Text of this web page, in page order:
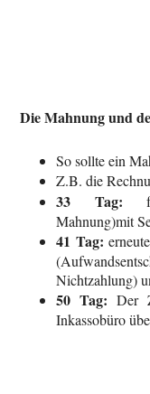
Die Mahnung und
So sollte ein
Z.B. die
33 Tag:
Mahnung)mit
41 Tag:
Nichtzahlung)
50 Tag: Der
Inkassobüro